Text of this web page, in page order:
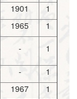
1901
1
1965
1
-
1
-
1
1967
1